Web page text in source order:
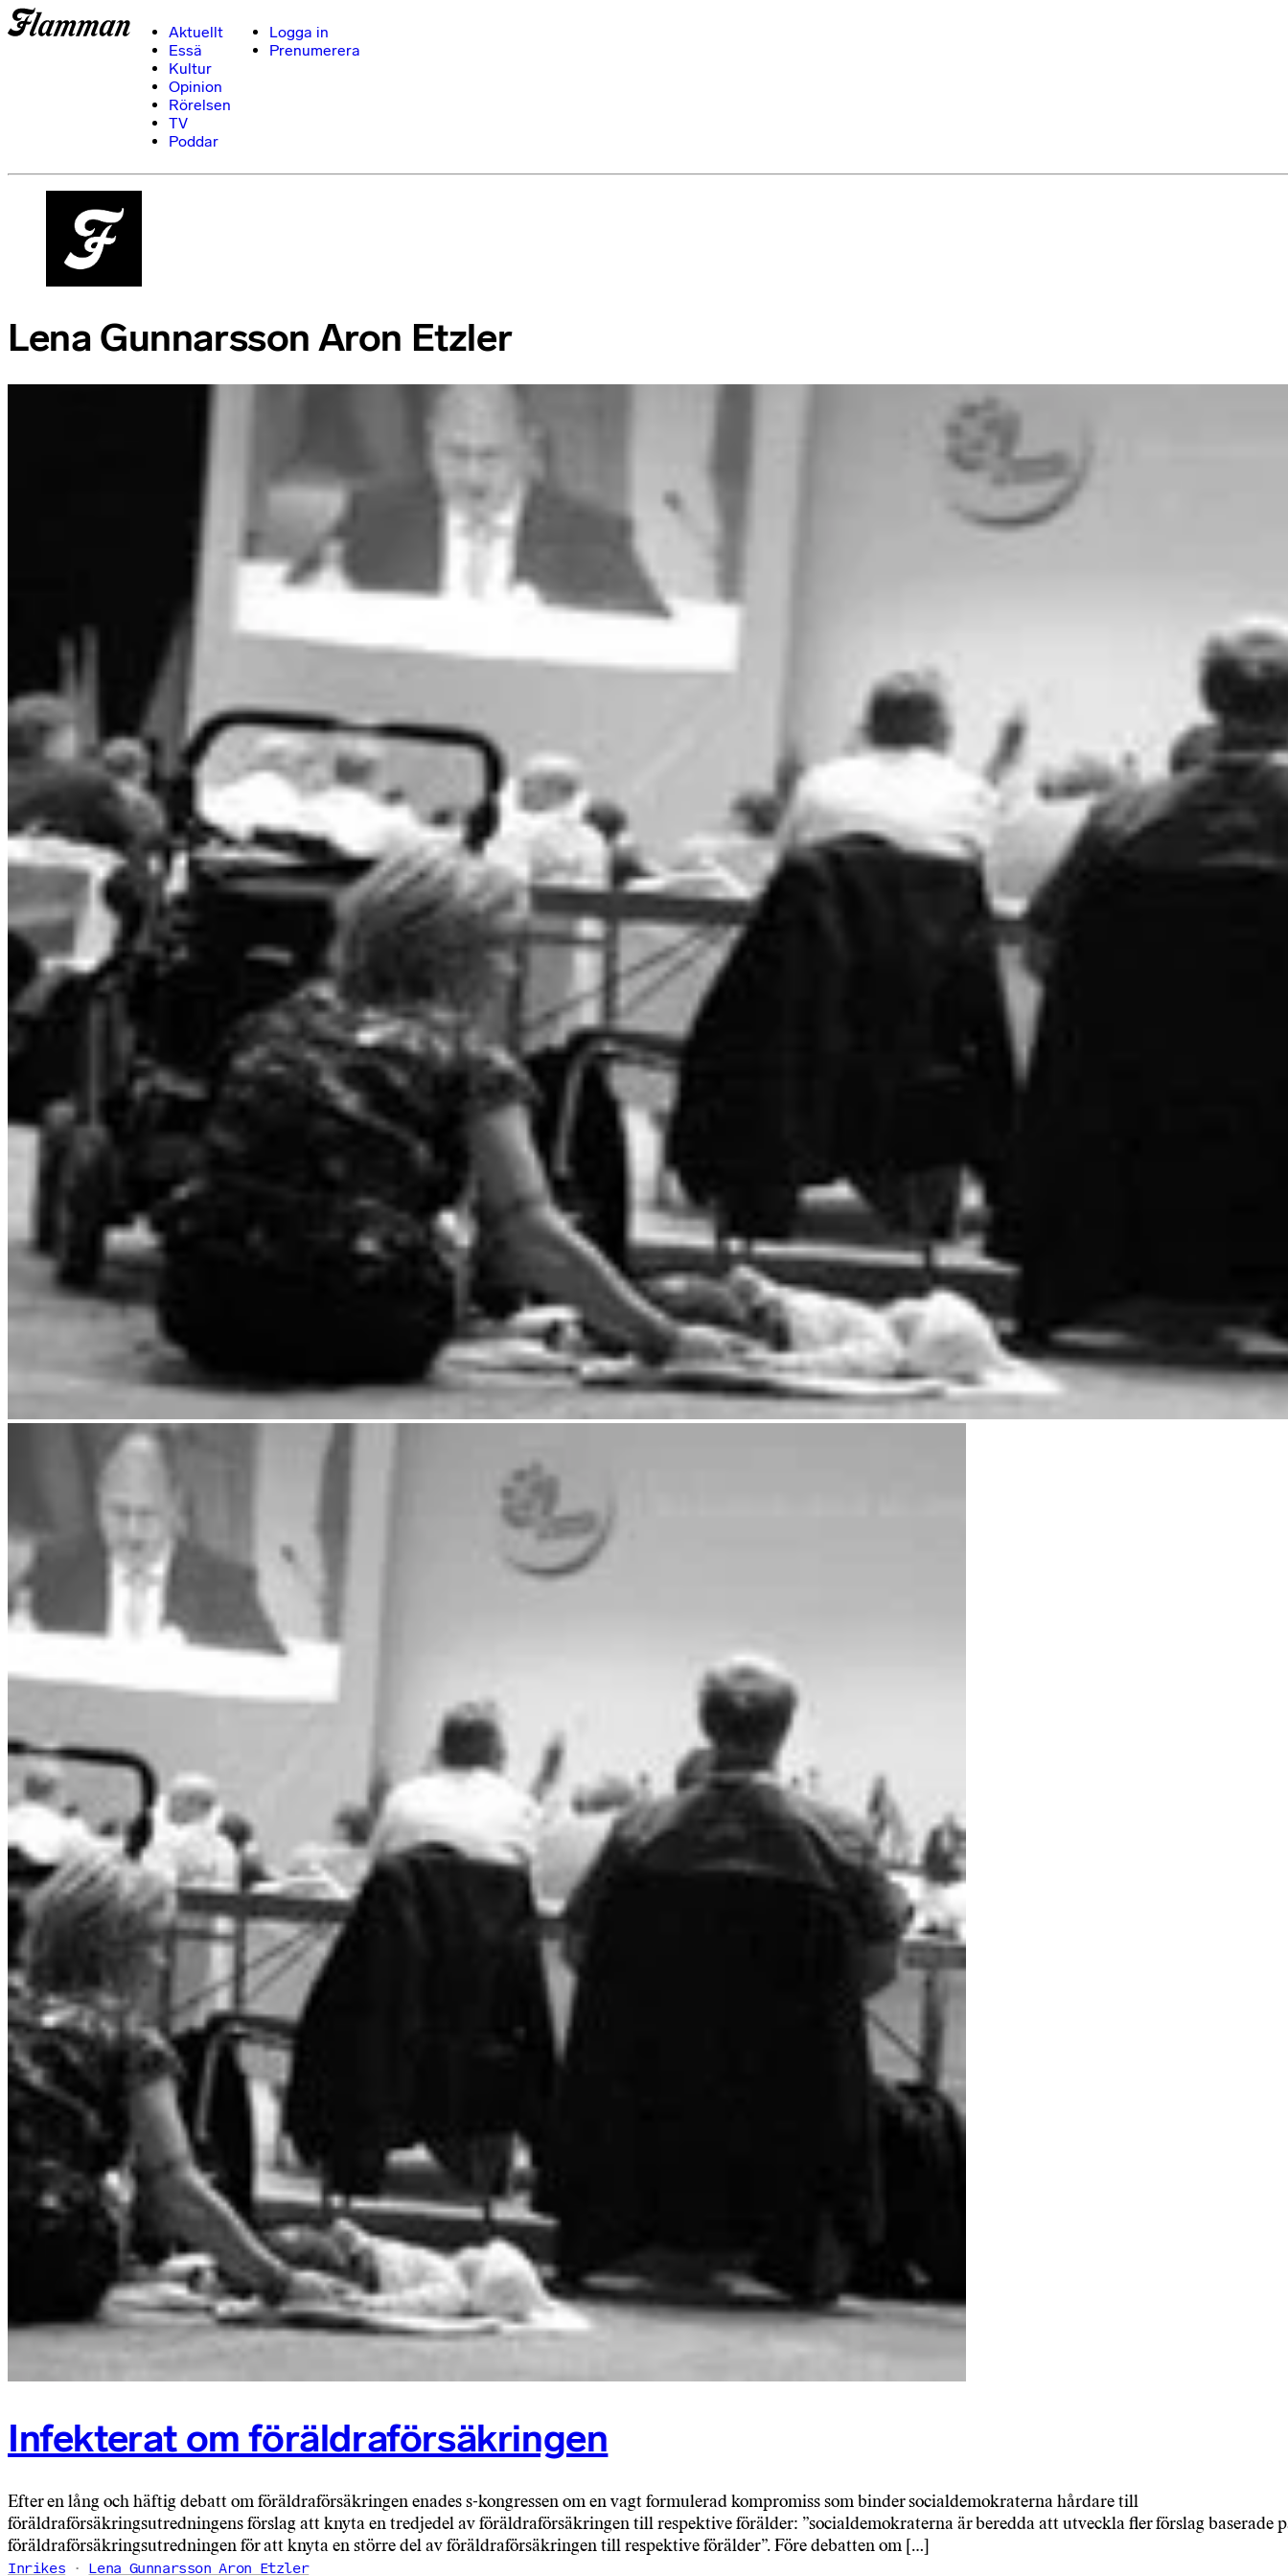
Aktuellt
Essä
Kultur
Opinion
Rörelsen
TV
Poddar
Logga in
Prenumerera
Lena Gunnarsson Aron Etzler
Infekterat om föräldraförsäkringen
Efter en lång och häftig debatt om föräldraförsäkringen enades s-kongressen om en vagt formulerad kompromiss som binder socialdemokraterna hårdare till
föräldraförsäkringsutredningens förslag att knyta en tredjedel av föräldraförsäkringen till respektive förälder: ”socialdemokraterna är beredda att utveckla fler förslag baserade
föräldraförsäkringsutredningen för att knyta en större del av föräldraförsäkringen till respektive förälder”. Före debatten om […]
Inrikes Lena Gunnarsson Aron Etzler